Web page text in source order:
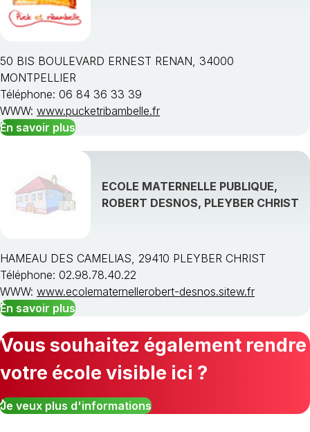
50 BIS BOULEVARD ERNEST RENAN, 34000
MONTPELLIER
Téléphone: 06 84 36 33 39
WWW: www.pucketribambelle.fr
En savoir plus
ECOLE MATERNELLE PUBLIQUE,
ROBERT DESNOS, PLEYBER CHRIST
HAMEAU DES CAMELIAS, 29410 PLEYBER CHRIST
Téléphone: 02.98.78.40.22
WWW: www.ecolematernellerobert-desnos.sitew.fr
En savoir plus
Vous souhaitez également rendre
votre école visible ici ?
Je veux plus d'informations